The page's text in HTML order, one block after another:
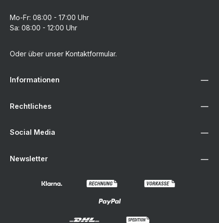
Mo-Fr: 08:00 - 17:00 Uhr
Sa: 08:00 - 12:00 Uhr
Oder über unser Kontaktformular.
Informationen
Rechtliches
Social Media
Newsletter